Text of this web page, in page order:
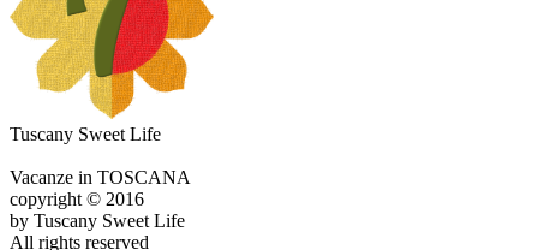
Tuscany Sweet Life
Vacanze in TOSCANA
copyright © 2016
by Tuscany Sweet Life
All rights reserved